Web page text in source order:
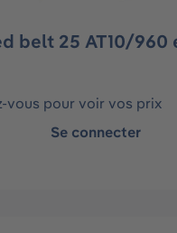
belt 25 AT10/960
vous pour voir vos prix
Se connecter